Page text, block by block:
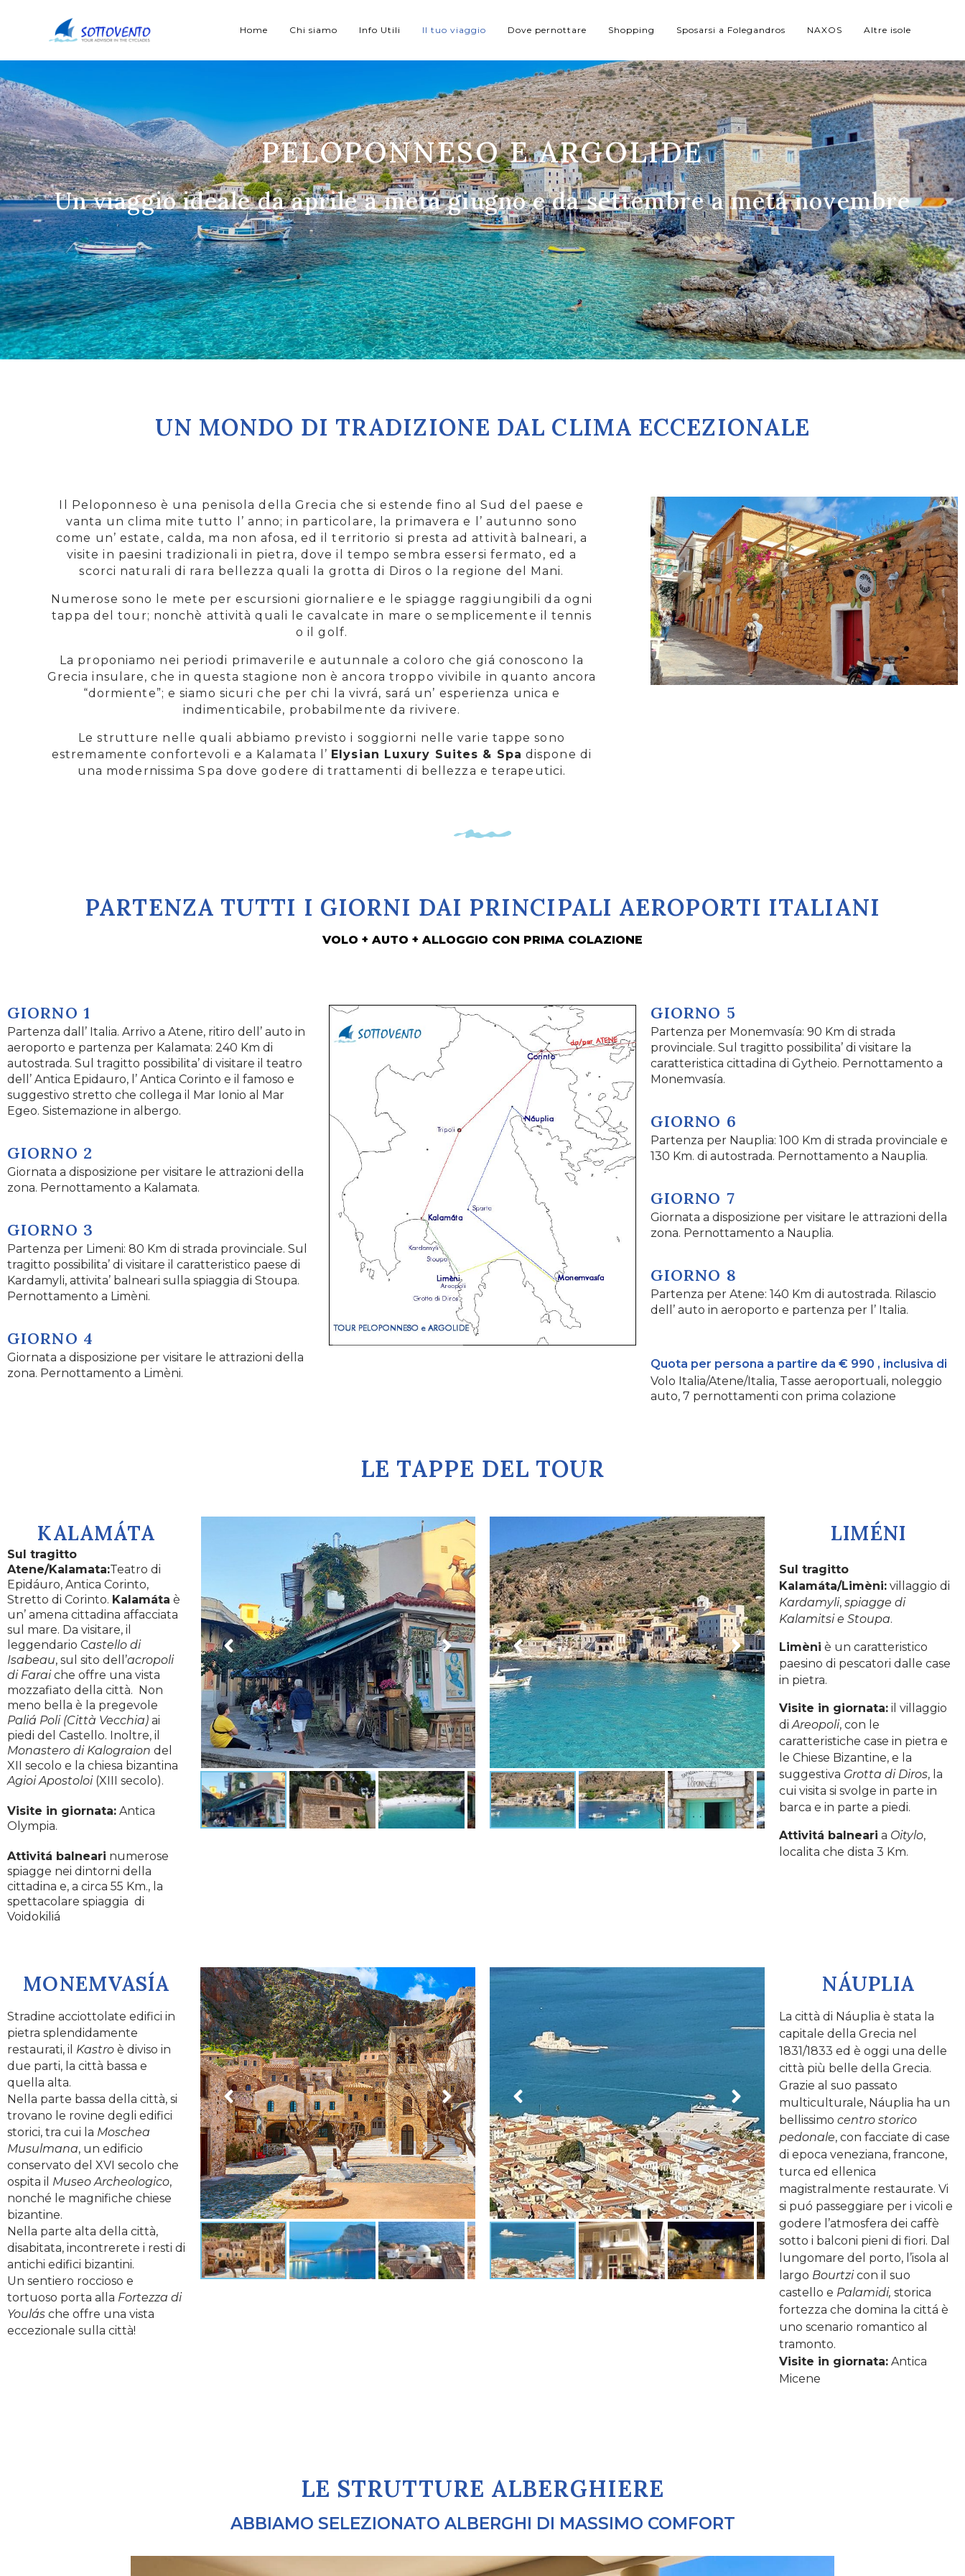
Home Chi siamo Info Utili Il tuo viaggio Dove pernottare Shopping Sposarsi a Folegandros NAXOS Altre isole
PELOPONNESO E ARGOLIDE
Un viaggio ideale da aprile a metá giugno e da settembre a metá novembre
UN MONDO DI TRADIZIONE DAL CLIMA ECCEZIONALE
Il Peloponneso è una penisola della Grecia che si estende fino al Sud del paese e
vanta un clima mite tutto l’ anno; in particolare, la primavera e l’ autunno sono
come un’ estate, calda, ma non afosa, ed il territorio si presta ad attività balneari, a
visite in paesini tradizionali in pietra, dove il tempo sembra essersi fermato, ed a
scorci naturali di rara bellezza quali la grotta di Diros o la regione del Mani.
Numerose sono le mete per escursioni giornaliere e le spiagge raggiungibili da ogni
tappa del tour; nonchè attività quali le cavalcate in mare o semplicemente il tennis
o il golf.
La proponiamo nei periodi primaverile e autunnale a coloro che giá conoscono la
Grecia insulare, che in questa stagione non è ancora troppo vivibile in quanto ancora
“dormiente”; e siamo sicuri che per chi la vivrá, sará un’ esperienza unica e
indimenticabile, probabilmente da rivivere.
Le strutture nelle quali abbiamo previsto i soggiorni nelle varie tappe sono
estremamente confortevoli e a Kalamata l’ Elysian Luxury Suites & Spa dispone di
una modernissima Spa dove godere di trattamenti di bellezza e terapeutici.
PARTENZA TUTTI I GIORNI DAI PRINCIPALI AEROPORTI ITALIANI
VOLO + AUTO + ALLOGGIO CON PRIMA COLAZIONE
GIORNO 1
Partenza dall’ Italia. Arrivo a Atene, ritiro dell’ auto in
aeroporto e partenza per Kalamata: 240 Km di
autostrada. Sul tragitto possibilita’ di visitare il teatro
dell’ Antica Epidauro, l’ Antica Corinto e il famoso e
suggestivo stretto che collega il Mar Ionio al Mar
Egeo. Sistemazione in albergo.
GIORNO 2
Giornata a disposizione per visitare le attrazioni della
zona. Pernottamento a Kalamata.
GIORNO 3
Partenza per Limeni: 80 Km di strada provinciale. Sul
tragitto possibilita’ di visitare il caratteristico paese di
Kardamyli, attivita’ balneari sulla spiaggia di Stoupa.
Pernottamento a Limèni.
GIORNO 4
Giornata a disposizione per visitare le attrazioni della
zona. Pernottamento a Limèni.
GIORNO 5
Partenza per Monemvasía: 90 Km di strada
provinciale. Sul tragitto possibilita’ di visitare la
caratteristica cittadina di Gytheio. Pernottamento a
Monemvasía.
GIORNO 6
Partenza per Nauplia: 100 Km di strada provinciale e
130 Km. di autostrada. Pernottamento a Nauplia.
GIORNO 7
Giornata a disposizione per visitare le attrazioni della
zona. Pernottamento a Nauplia.
GIORNO 8
Partenza per Atene: 140 Km di autostrada. Rilascio
dell’ auto in aeroporto e partenza per l’ Italia.
Quota per persona a partire da € 990 , inclusiva di
Volo Italia/Atene/Italia, Tasse aeroportuali, noleggio
auto, 7 pernottamenti con prima colazione
LE TAPPE DEL TOUR
KALAMÁTA
Sul tragitto
Atene/Kalamata:Teatro di
Epidáuro, Antica Corinto,
Stretto di Corinto. Kalamáta è
un’ amena cittadina affacciata
sul mare. Da visitare, il
leggendario Castello di
Isabeau, sul sito dell’acropoli
di Faraiche offre una vista
mozzafiato della città. Non
meno bella è la pregevole
Paliá Poli (Città Vecchia) ai
piedi del Castello. Inoltre, il
Monastero di Kalograion del
XII secolo e la chiesa bizantina
Agioi Apostoloi(XIII secolo).
Visite in giornata: Antica
Olympia.
Attivitá balneari numerose
spiagge nei dintorni della
cittadina e, a circa 55 Km., la
spettacolare spiaggia di
Voidokiliá
LIMÉNI
Sul tragitto
Kalamáta/Limèni: villaggio di
Kardamyli,spiagge di
Kalamitsi e Stoupa.
Limèni è un caratteristico
paesino di pescatori dalle case
in pietra.
Visite in giornata: il villaggio
diAreopoli, con le
caratteristiche case in pietra e
le Chiese Bizantine, e la
suggestiva Grotta di Diros, la
cui visita si svolge in parte in
barca e in parte a piedi.
Attivitá balneari a Oitylo,
localita che dista 3 Km.
MONEMVASÍA
Stradine acciottolate edifici in
pietra splendidamente
restaurati, il Kastro è diviso in
due parti, la città bassa e
quella alta.
Nella parte bassa della città, si
trovano le rovine degli edifici
storici, tra cui la Moschea
Musulmana, un edificio
conservato del XVI secolo che
ospita il Museo Archeologico,
nonché le magnifiche chiese
bizantine.
Nella parte alta della città,
disabitata, incontrerete i resti di
antichi edifici bizantini.
Un sentiero roccioso e
tortuoso porta alla Fortezza di
Youlás che offre una vista
eccezionale sulla città!
NÁUPLIA
La città di Náuplia è stata la
capitale della Grecia nel
1831/1833 ed è oggi una delle
città più belle della Grecia.
Grazie al suo passato
multiculturale, Náuplia ha un
bellissimocentro storico
pedonale, con facciate di case
di epoca veneziana, francone,
turca ed ellenica
magistralmente restaurate. Vi
si puó passeggiare per i vicoli e
godere l’atmosfera dei caffè
sotto i balconi pieni di fiori. Dal
lungomare del porto, l’isola al
largo Bourtzicon il suo
castello e Palamidi, storica
fortezza che domina la cittá è
uno scenario romantico al
tramonto.
Visite in giornata: Antica
Micene
LE STRUTTURE ALBERGHIERE
ABBIAMO SELEZIONATO ALBERGHI DI MASSIMO COMFORT